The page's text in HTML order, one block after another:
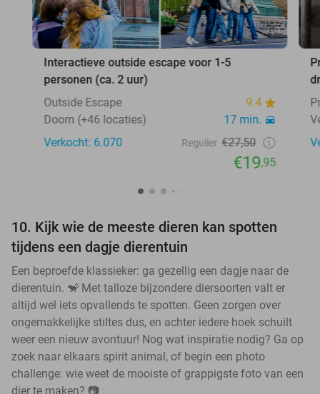
Interactieve outside escape voor 1-5
personen (ca. 2 uur)
Outside Escape
9.4
Doorn (+46 locaties)
17 min.
Verkocht: 6.070
Regulier €27,50
€19,95
10. Kijk wie de meeste dieren kan spotten
tijdens een dagje dierentuin
Een beproefde klassieker: ga gezellig een dagje naar de
dierentuin. 🐒 Met talloze bijzondere diersoorten valt er
altijd wel iets opvallends te spotten. Geen zorgen over
ongemakkelijke stiltes dus, en achter iedere hoek schuilt
weer een nieuw avontuur! Nog wat inspiratie nodig? Ga op
zoek naar elkaars spirit animal, of begin een photo
challenge: wie weet de mooiste of grappigste foto van een
dier te maken? 📷